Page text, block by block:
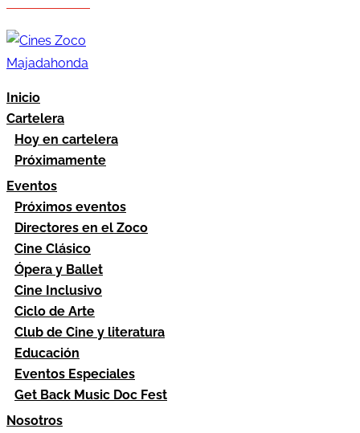
Inicio
Cartelera
Hoy en cartelera
Próximamente
Eventos
Próximos eventos
Directores en el Zoco
Cine Clásico
Ópera y Ballet
Cine Inclusivo
Ciclo de Arte
Club de Cine y literatura
Educación
Eventos Especiales
Get Back Music Doc Fest
Nosotros